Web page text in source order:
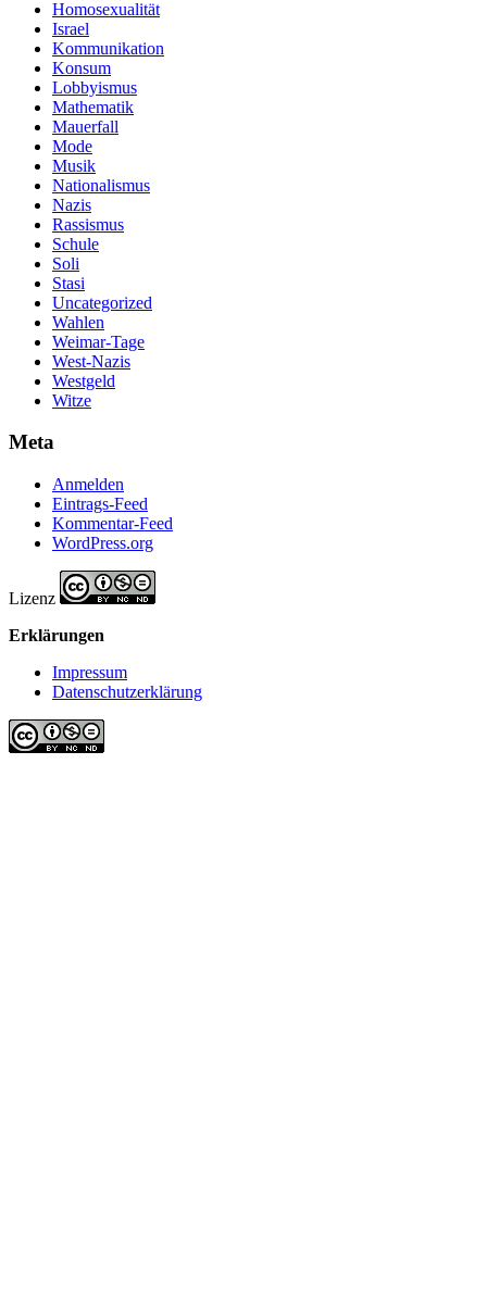
Homosexualität
Israel
Kommunikation
Konsum
Lobbyismus
Mathematik
Mauerfall
Mode
Musik
Nationalismus
Nazis
Rassismus
Schule
Soli
Stasi
Uncategorized
Wahlen
Weimar-Tage
West-Nazis
Westgeld
Witze
Meta
Anmelden
Eintrags-Feed
Kommentar-Feed
WordPress.org
Lizenz
Erklärungen
Impressum
Datenschutzerklärung